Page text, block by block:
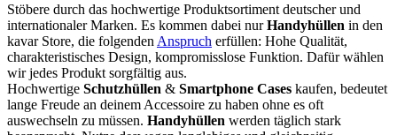
Stöbere durch das hochwertige Produktsortiment deutscher und
internationaler Marken. Es kommen dabei nurHandyhüllen in den
kavar Store, die folgenden Anspruch erfüllen: Hohe Qualität,
charakteristisches Design, kompromisslose Funktion. Dafür wählen
wir jedes Produkt sorgfältig aus.
Hochwertige Schutzhüllen & Smartphone Cases kaufen, bedeutet
lange Freude an deinem Accessoire zu haben ohne es oft
auswechseln zu müssen. Handyhüllen werden täglich stark